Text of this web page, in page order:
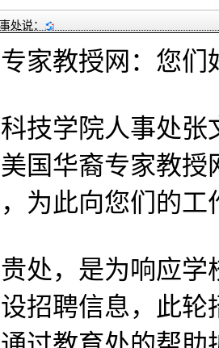
处说：
家教授网：您们
技学院人事处
国华裔专家教
为此向您们的
处，是为响应
招聘信息，此